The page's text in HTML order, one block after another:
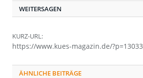
WEITERSAGEN
KURZ-URL:
https://www.kues-magazin.de/?p=13033
ÄHNLICHE BEITRÄGE